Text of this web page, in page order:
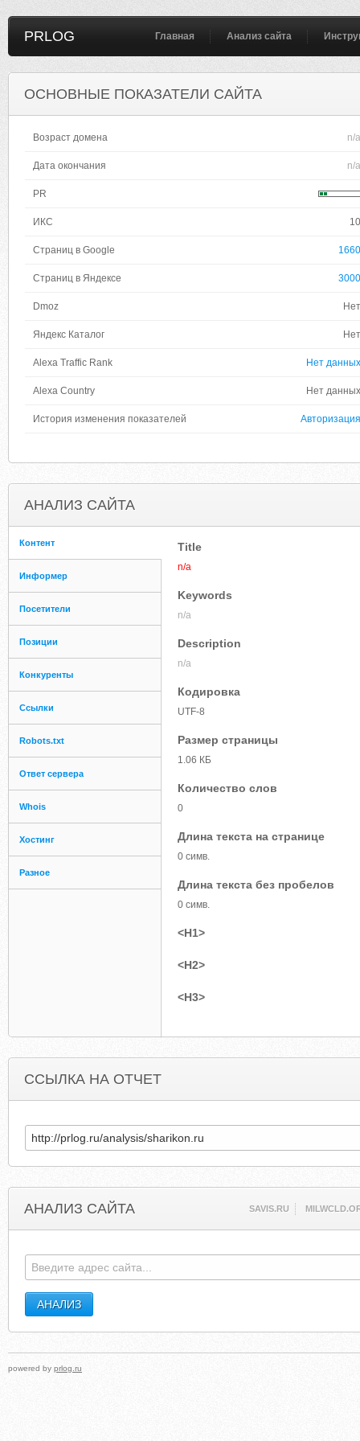
PRLOG Главная Анализ сайта
ОСНОВНЫЕ ПОКАЗАТЕЛИ САЙТА
Возраст домена n/a
Дата окончания n/a
PR
ИКС 10
Страниц в Google 1660
Страниц в Яндексе 3000
Dmoz Нет
Яндекс Каталог Нет
Alexa Traffic Rank Нет данных
Alexa Country Нет данных
История изменения показателей Авторизация
АНАЛИЗ САЙТА
Контент
Информер
Посетители
Позиции
Конкуренты
Ссылки
Robots.txt
Ответ сервера
Whois
Хостинг
Разное
Title
n/a
Keywords
n/a
Description
n/a
Кодировка
UTF-8
Размер страницы
1.06 КБ
Количество слов
0
Длина текста на странице
0 симв.
Длина текста без пробелов
0 симв.
<H1>
<H2>
<H3>
ССЫЛКА НА ОТЧЕТ
АНАЛИЗ САЙТА SAVIS.RU
powered by prlog.ru